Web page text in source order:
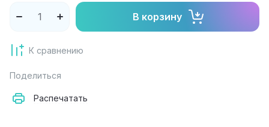
В корзину
К сравнению
Поделиться
Распечатать